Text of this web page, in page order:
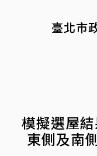
臺北市
模擬選屋
東側及南